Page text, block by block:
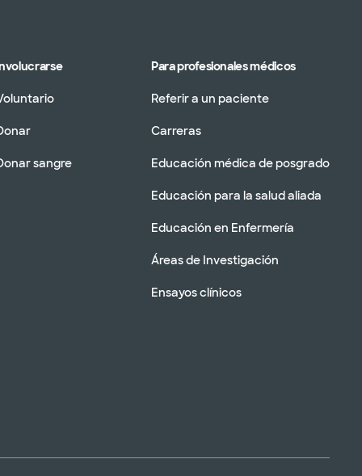
sangre
Para profesionales médicos
Referir a un paciente
Carreras
Educación médica de posgrado
Educación para la salud aliada
Educación en Enfermería
Áreas de Investigación
Ensayos clínicos